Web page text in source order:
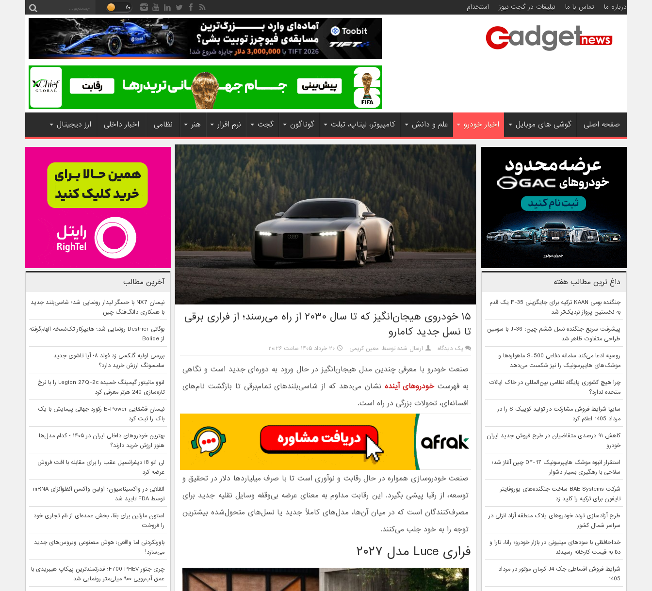
درباره ما تماس با ما تبلیغات در گجت نیوز استخدام
صفحه اصلی گوشی های موبایل اخبار خودرو علم و دانش کامپیوتر، لپتاپ، تبلت گوناگون گجت نرم افزار هنر نظامی اخبار داخلی ارز دیجیتال
۱۵ خودروی هیجان‌انگیز که تا سال ۲۰۳۰ از راه می‌رسند؛ از فراری برقی
تا نسل جدید کامارو
یک دیدگاه ارسال شده توسط: معین کریمی ۲۰ خرداد ۱۴۰۵ ساعت ۲۰:۲۶
صنعت خودرو با معرفی چندین مدل هیجان‌انگیز در حال ورود به دوره‌ای جدید است و نگاهی
به فهرستخودروهای آینده نشان می‌دهد که از شاسی‌بلندهای تمام‌برقی تا بازگشت نام‌های
افسانه‌ای، تحولات بزرگی در راه است.
صنعت خودروسازی همواره در حال رقابت و نوآوری است تا با صرف میلیاردها دلار در تحقیق و
توسعه، از رقبا پیشی بگیرد. این رقابت مداوم به معنای عرضه بی‌وقفه وسایل نقلیه جدید برای
مصرف‌کنندگان است که در میان آن‌ها، مدل‌های کاملاً جدید یا نسل‌های متحول‌شده بیشترین
توجه را به خود جلب می‌کنند.
فراری Luce مدل ۲۰۲۷
داغ ترین مطالب هفته
جنگنده بومی KAAN ترکیه برای جایگزینی F-35 یک قدم
به نخستین پرواز نزدیک‌تر شد
پیشرفت سریع جنگنده نسل ششم چین؛ J-36 با سومین
طراحی متفاوت ظاهر شد
روسیه ادعا می‌کند سامانه دفاعی S-500 ماهواره‌ها و
موشک‌های هایپرسونیک را نیز شکست می‌دهد
چرا هیچ کشوری پایگاه نظامی بین‌المللی در خاک ایالات
متحده ندارد؟
سایپا شرایط فروش مشارکت در تولید کوییک S را در
مرداد 1405 اعلام کرد
کاهش ۹۱ درصدی متقاضیان در طرح فروش جدید ایران
خودرو
استقرار انبوه موشک هایپرسونیک DF-17 چین آغاز شد؛
سلاحی با رهگیری بسیار دشوار
شرکت BAE Systems ساخت جنگنده‌های یوروفایتر
تایفون برای ترکیه را کلید زد
طرح آزادسازی تردد خودروهای پلاک منطقه آزاد انزلی در
سراسر شمال کشور
خداحافظی با سودهای میلیونی در بازار خودرو؛ رانا، تارا و
دنا به قیمت کارخانه رسیدند
شرایط فروش اقساطی جک J4 کرمان موتور در مرداد
1405
آخرین مطالب
نیسان NX7 با حسگر لیدار رونمایی شد؛ شاسی‌بلند جدید
با همکاری دانگ‌فنگ چین
بوگاتی Destrier رونمایی شد؛ هایپرکار تک‌نسخه الهام‌گرفته
از Bolide
بررسی اولیه گلکسی زد فولد ۸؛ آیا تاشوی جدید
سامسونگ ارزش خرید دارد؟
لنوو مانیتور گیمینگ خمیده Legion 27Q-2c را با نرخ
تازه‌سازی 240 هرتز معرفی کرد
نیسان قشقایی E-Power رکورد جهانی پیمایش با یک
باک را ثبت کرد
بهترین خودروهای داخلی ایران در ۱۴۰۵ ؛ کدام مدل‌ها
هنوز ارزش خرید دارند؟
لی اتو i8 دیفرانسیل عقب را برای مقابله با افت فروش
عرضه کرد
انقلابی در واکسیناسیون؛ اولین واکسن آنفلوآنزای mRNA
توسط FDA تایید شد
استون مارتین برای بقا، بخش عمده‌ای از نام تجاری خود
را فروخت
باورنکردنی اما واقعی: هوش مصنوعی ویروس‌های جدید
می‌سازد!
چری جتور F700 PHEV؛ قدرتمندترین پیکاپ هیبریدی با
عمق آب‌رویی ۹۰۰ میلی‌متر رونمایی شد